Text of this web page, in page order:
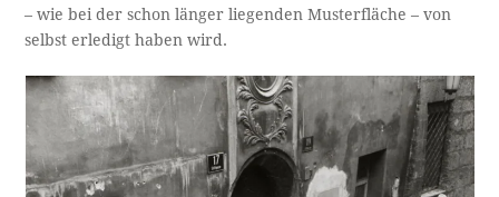
– wie bei der schon länger liegenden Musterfläche – von
selbst erledigt haben wird.